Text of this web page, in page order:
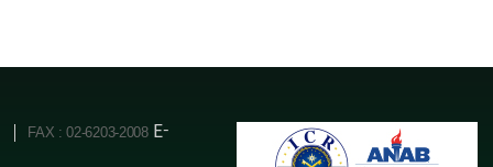
FAX : 02-6203-2008E-